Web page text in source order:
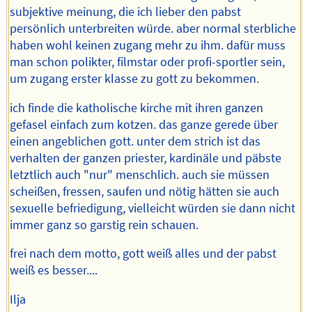
subjektive meinung, die ich lieber den pabst
persönlich unterbreiten würde. aber normal sterbliche
haben wohl keinen zugang mehr zu ihm. dafür muss
man schon polikter, filmstar oder profi-sportler sein,
um zugang erster klasse zu gott zu bekommen.
ich finde die katholische kirche mit ihren ganzen
gefasel einfach zum kotzen. das ganze gerede über
einen angeblichen gott. unter dem strich ist das
verhalten der ganzen priester, kardinäle und päbste
letztlich auch "nur" menschlich. auch sie müssen
scheißen, fressen, saufen und nötig hätten sie auch
sexuelle befriedigung, vielleicht würden sie dann nicht
immer ganz so garstig rein schauen.
frei nach dem motto, gott weiß alles und der pabst
weiß es besser....
Ilja